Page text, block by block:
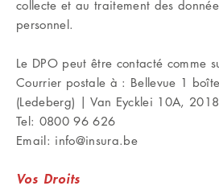
collecte et au traitement des
personnel.
Le DPO peut être contacté comme
Courrier postale à : Bellevue 1
(Ledeberg) | Van Eycklei 10A,
Tel: 0800 96 626
Email: info@insura.be
Vos Droits